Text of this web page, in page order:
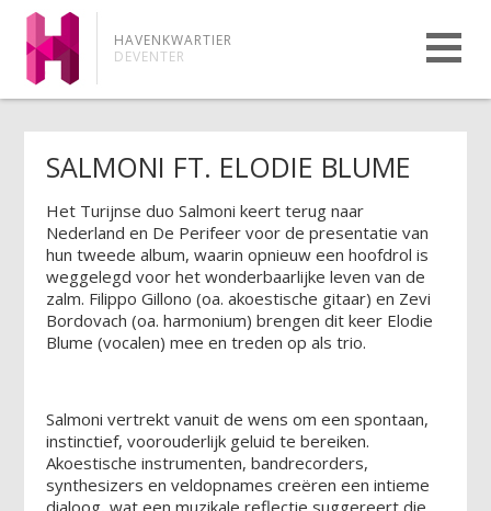
HAVENKWARTIER
DEVENTER
SALMONI FT. ELODIE BLUME
Het Turijnse duo Salmoni keert terug naar
Nederland en De Perifeer voor de presentatie van
hun tweede album, waarin opnieuw een hoofdrol is
weggelegd voor het wonderbaarlijke leven van de
zalm. Filippo Gillono (oa. akoestische gitaar) en Zevi
Bordovach (oa. harmonium) brengen dit keer Elodie
Blume (vocalen) mee en treden op als trio.
Salmoni vertrekt vanuit de wens om een spontaan,
instinctief, voorouderlijk geluid te bereiken.
Akoestische instrumenten, bandrecorders,
synthesizers en veldopnames creëren een intieme
dialoog, wat een muzikale reflectie suggereert die